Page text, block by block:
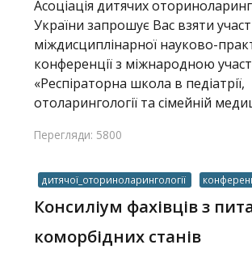
Асоціація дитячих
України запрошує Вас взяти
міждисциплінарної науково-
конференції з міжнародною
«Респіраторна школа в педіатрії,
отоларингології та сімейній
Перегляди: 5800
дитячої_оториноларингології
Консиліум фахівців з
коморбідних станів